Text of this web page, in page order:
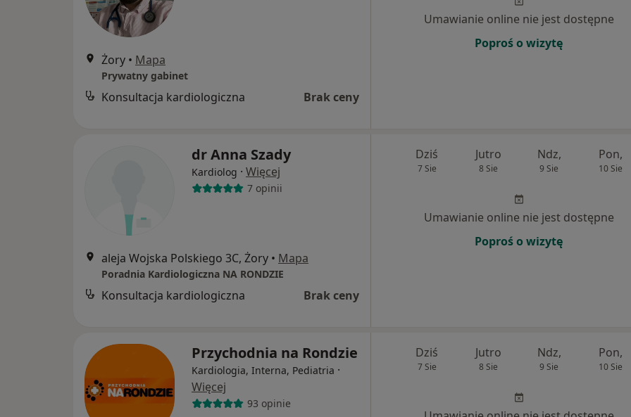
Żory • Mapa
Prywatny gabinet
Konsultacja kardiologiczna Brak ceny
Umawianie online nie jest dostępne
Poproś o wizytę
dr Anna Szady
Kardiolog · Więcej
7 opinii
aleja Wojska Polskiego 3C, Żory • Mapa
Poradnia Kardiologiczna NA RONDZIE
Konsultacja kardiologiczna Brak ceny
Dziś
7 Sie
Jutro
8 Sie
Ndz,
9 Sie
Pon,
10 Sie
Umawianie online nie jest dostępne
Poproś o wizytę
Przychodnia na Rondzie
Kardiologia, Interna, Pediatria ·
Więcej
93 opinie
Dziś
7 Sie
Jutro
8 Sie
Ndz,
9 Sie
Pon,
10 Sie